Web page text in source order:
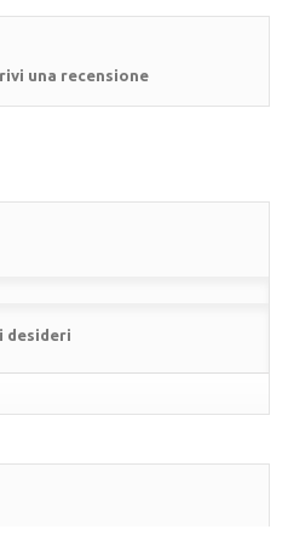
una recensione
desideri